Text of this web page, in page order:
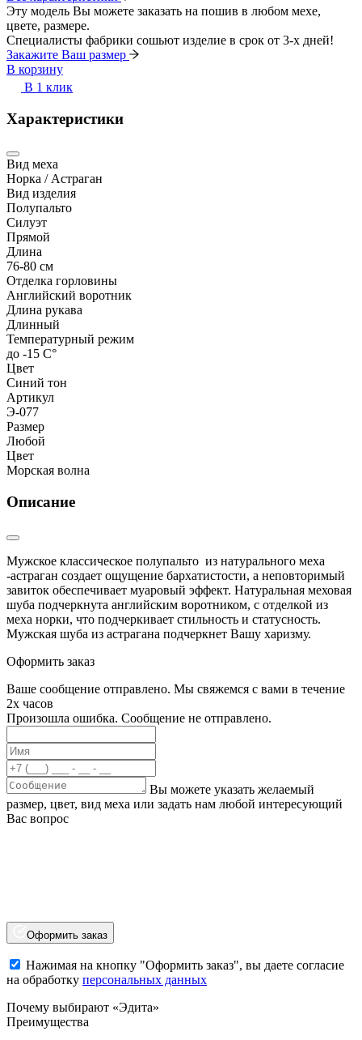
Эту модель Вы можете заказать на пошив в любом мехе,
цвете, размере.
Специалисты фабрики сошьют изделие в срок от 3-х дней!
Закажите Ваш размер
В корзину
В 1 клик
Характеристики
Вид меха
Норка / Астраган
Вид изделия
Полупальто
Силуэт
Прямой
Длина
76-80 см
Отделка горловины
Английский воротник
Длина рукава
Длинный
Температурный режим
до -15 С°
Цвет
Синий тон
Артикул
Э-077
Размер
Любой
Цвет
Морская волна
Описание
Мужское классическое полупальто из натурального меха
-астраган создает ощущение бархатистости, а неповторимый
завиток обеспечивает муаровый эффект. Натуральная меховая
шуба подчеркнута английским воротником, с отделкой из
меха норки, что подчеркивает стильность и статусность.
Мужская шуба из астрагана подчеркнет Вашу харизму.
Оформить заказ
Ваше сообщение отправлено. Мы свяжемся с вами в течение
2х часов
Произошла ошибка. Сообщение не отправлено.
Вы можете указать желаемый
размер, цвет, вид меха или задать нам любой интересующий
Вас вопрос
Оформить заказ
Нажимая на кнопку "Оформить заказ", вы даете согласие
на обработку персональных данных
Почему выбирают «Эдита»
Преимущества